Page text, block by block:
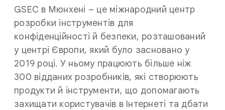
GSEC в Мюнхені – це міжнародний центр
розробки інструментів для
конфіденційності й безпеки, розташований
у центрі Європи, який було засновано у
2019 році. У ньому працюють більше ніж
300 відданих розробників, які створюють
продукти й інструменти, що допомагають
захищати користувачів в Інтернеті та дбати